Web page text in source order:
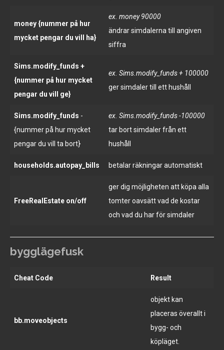
money {nummer på hur
mycket pengar du vill ha}
ex. money 90000
ändrar simdalerna till angiven
siffra
Sims.modify_funds +
{nummer på hur mycket
pengar du vill ge}
ex. Sims.modify_funds + 100000
ger simdaler till ett hushåll
Sims.modify_funds -
{nummer på hur mycket
pengar du vill ta bort}
ex. Sims.modify_funds -100000
tar bort simdaler från ett
hushåll
households.autopay_bills betalar räkningar automatiskt
FreeRealEstate on/off
ger dig möjligheten att köpa alla
tomter oavsätt vad de kostar
och vad du har för simdaler
bygglägefusk
Cheat Code Result
bb.moveobjects
objekt kan
placeras överallt i
bygg- och
köpläget.